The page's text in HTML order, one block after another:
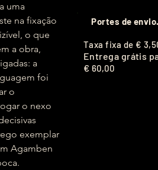
uma
na fixação
o que
a obra,
a
foi
o
o nexo
exemplar
Agamben
Portes de
Taxa fixa de €
Entrega grátis
€ 60,00